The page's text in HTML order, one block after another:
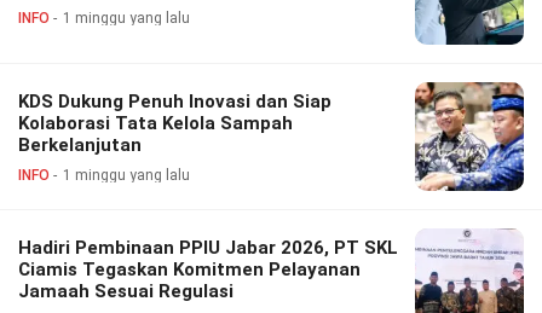
INFO 1 minggu yang lalu
KDS Dukung Penuh Inovasi dan Siap
Kolaborasi Tata Kelola Sampah
Berkelanjutan
INFO 1 minggu yang lalu
Hadiri Pembinaan PPIU Jabar 2026, PT SKL
Ciamis Tegaskan Komitmen Pelayanan
Jamaah Sesuai Regulasi